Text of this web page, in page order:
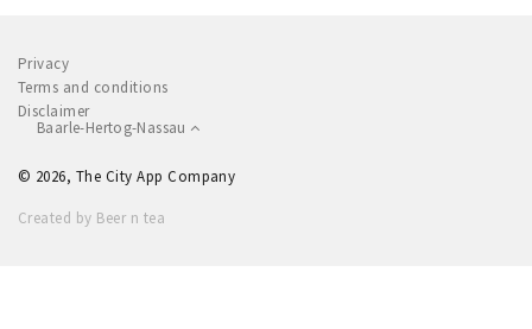
Privacy
Terms and conditions
Disclaimer
Baarle-Hertog-Nassau
© 2026, The City App Company
Created by Beer n tea